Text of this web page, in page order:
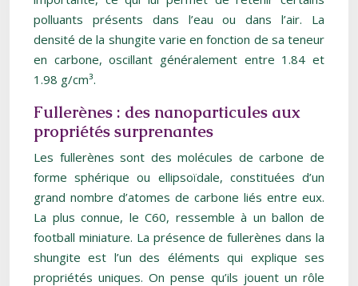
polluants présents dans l’eau ou dans l’air. La
densité de la shungite varie en fonction de sa teneur
en carbone, oscillant généralement entre 1.84 et
1.98 g/cm³.
Fullerènes : des nanoparticules aux
propriétés surprenantes
Les fullerènes sont des molécules de carbone de
forme sphérique ou ellipsoïdale, constituées d’un
grand nombre d’atomes de carbone liés entre eux.
La plus connue, le C60, ressemble à un ballon de
football miniature. La présence de fullerènes dans la
shungite est l’un des éléments qui explique ses
propriétés uniques. On pense qu’ils jouent un rôle